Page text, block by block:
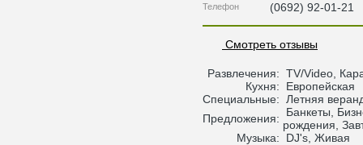
Телефон (0692) 92-01-21
Смотреть отзывы
Развлечения: TV/Video,
Кухня:
Европейская
Специальные:
Летняя
Предложения:
Банкеты,
рождения,
Музыка:
DJ's, Живая